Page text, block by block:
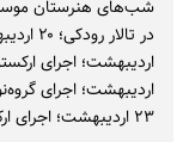
اردیبهشت؛ اجرای
۲۳ اردیبهشت؛ اجرای ارکستر سمفونیک هنرستان موسیقی پسران تهران